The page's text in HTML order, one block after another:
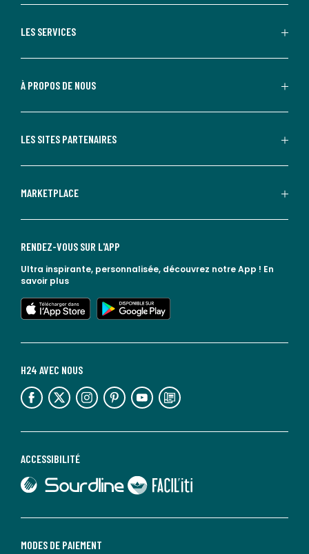
LES SERVICES
À PROPOS DE NOUS
LES SITES PARTENAIRES
MARKETPLACE
MODES DE PAIEMENT
ACCESSIBILITÉ
lien vers Sourdline
lien vers Faciliti
H24 AVEC NOUS
lien vers l'espace réseaux sociaux lien vers l'espace réseaux sociaux lien vers l'espace réseaux sociaux lien vers l'espace réseaux sociaux lien vers l'espace réseaux sociaux lien vers le blog la redoute
RENDEZ-VOUS SUR L'APP
Ultra inspirante, personnalisée, découvrez notre App ! En
savoir plus
lien vers l'app store
lien vers google play